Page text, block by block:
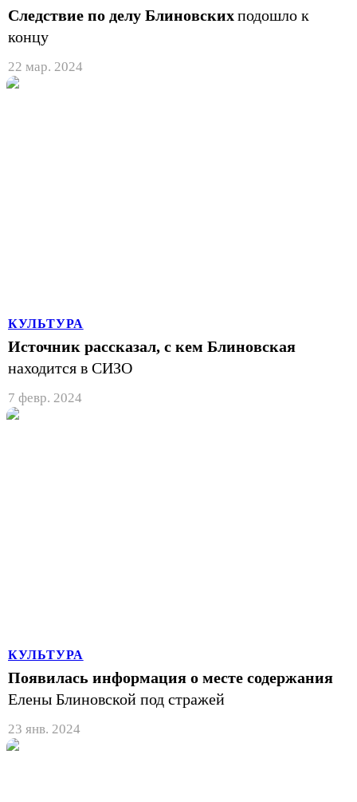
Следствие по делу Блиновскихподошло к
концу
22 мар. 2024
КУЛЬТУРА
Источник рассказал, с кем Блиновская
находится в СИЗО
7 февр. 2024
КУЛЬТУРА
Появилась информация о месте содержания
Елены Блиновской под стражей
23 янв. 2024